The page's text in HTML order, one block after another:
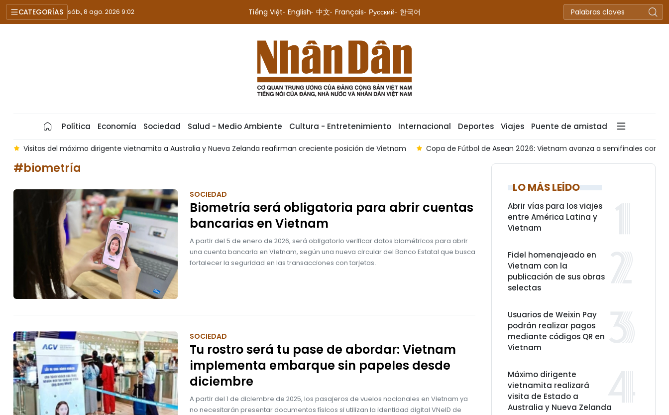
CATEGORÍAS sáb., 8 ago. 2026 9:02 Tiếng Việt English 中文 Français Русский 한국어
Política Economía Sociedad Salud - Medio Ambiente Cultura - Entretenimiento Internacional Deportes Viajes Puente de amistad
vietnamita a Australia y Nueva Zelanda reafirman creciente posición de Vietnam Copa de Fútbol de Asean 2026: Vietnam avanza a semifinales como líder del Grupo A
#biometría
SOCIEDAD
Biometría será obligatoria para abrir cuentas
bancarias en Vietnam
A partir del 5 de enero de 2026, será obligatorio verificar datos biométricos para abrir
una cuenta bancaria en Vietnam, según una nueva circular del Banco Estatal que busca
fortalecer la seguridad en las transacciones con tarjetas.
SOCIEDAD
Tu rostro será tu pase de abordar: Vietnam
implementa embarque sin papeles desde
diciembre
A partir del 1 de diciembre de 2025, los pasajeros de vuelos nacionales en Vietnam ya
no necesitarán presentar documentos físicos si utilizan la identidad digital VNeID de
LO MÁS LEÍDO
Abrir vías para los viajes
entre América Latina y
Vietnam
Fidel homenajeado en
Vietnam con la
publicación de sus obras
selectas
Usuarios de Weixin Pay
podrán realizar pagos
mediante códigos QR en
Vietnam
Máximo dirigente
vietnamita realizará
visita de Estado a
Australia y Nueva Zelanda